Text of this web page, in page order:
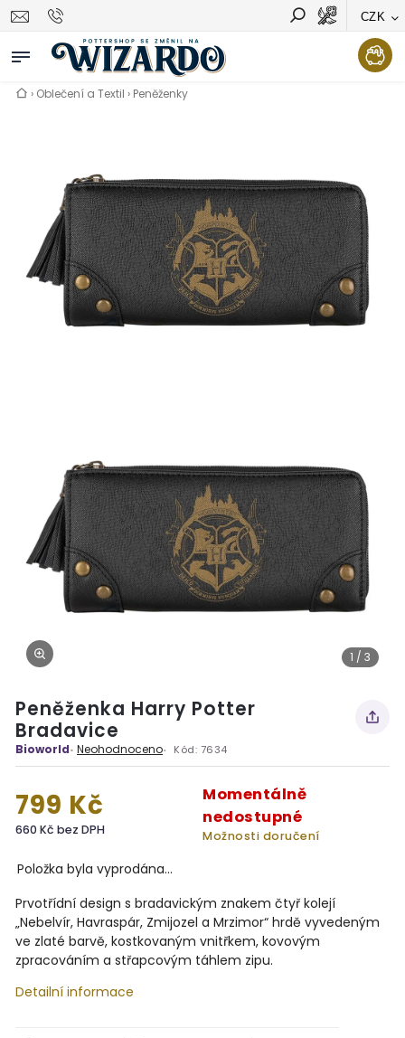
CZK
Vyhledávání Hledat
› Oblečení a Textil › Peněženky
1 / 3
Peněženka Harry Potter
Bradavice
Bioworld Neohodnoceno Kód: 7634
799 Kč
660 Kč bez DPH
Momentálně
nedostupné
Možnosti doručení
Položka byla vyprodána…
Prvotřídní design s bradavickým znakem čtyř kolejí
„Nebelvír, Havraspár, Zmijozel a Mrzimor“ hrdě vyvedeným
ve zlaté barvě, kostkovaným vnitřkem, kovovým
zpracováním a střapcovým táhlem zipu.
Detailní informace